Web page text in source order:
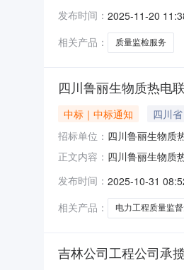
现就本次采购的
质量监检服务采
发布时间： 2025-11-20
相关产品：
质量监检服务
四川鲁丽生物质热电
中标｜中标通知 四川省
招标单位： 四川鲁丽生物质
正文内容： 四川鲁丽生物质
280000元，现汇
发布时间： 2025-10-31
相关产品：
电力工程质量监
吉林公司工程公司承